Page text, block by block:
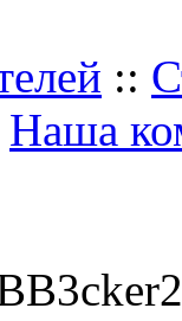
::
Наша